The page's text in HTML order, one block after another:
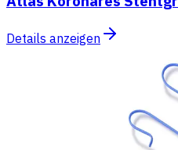
Details anzeigen